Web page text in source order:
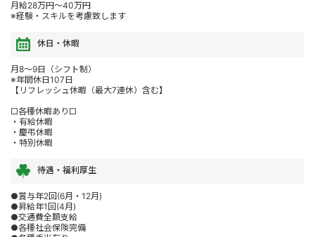
月給28万円～40万円
※経験・スキルを考慮致します
休日・休暇
月8～9日（シフト制）
※年間休日107日
【リフレッシュ休暇（最大7連休）含む】
□各種休暇あり□
・有給休暇
・慶弔休暇
・特別休暇
待遇・福利厚生
●賞与年2回(6月・12月)
●昇給年1回(4月)
●交通費全額支給
●各種社会保険完備